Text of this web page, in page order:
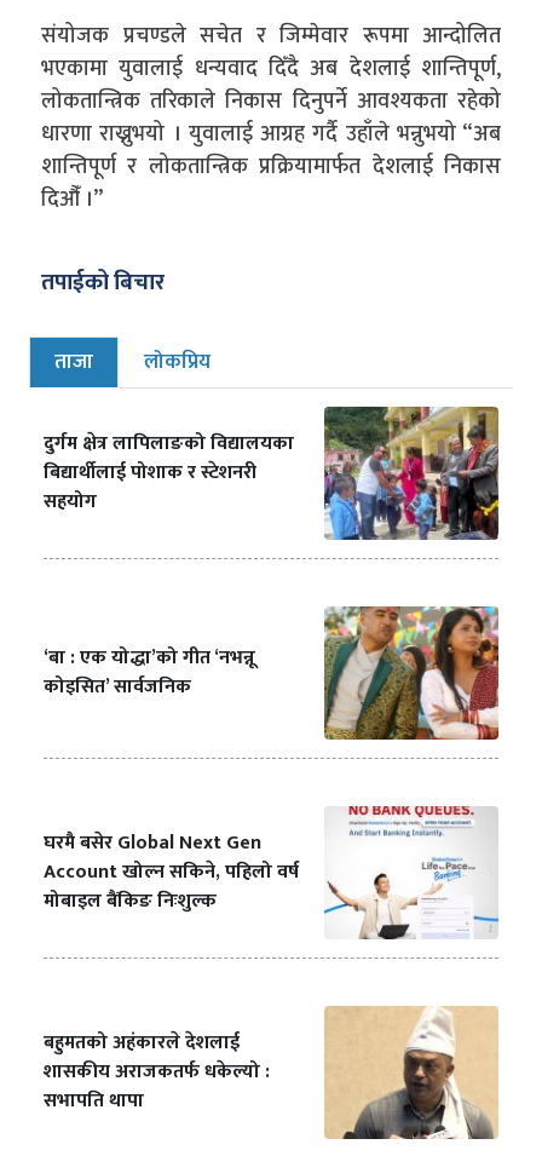
संयोजक प्रचण्डले सचेत र जिम्मेवार रूपमा आन्दोलित
भएकामा युवालाई धन्यवाद दिँदै अब देशलाई शान्तिपूर्ण,
लोकतान्त्रिक तरिकाले निकास दिनुपर्ने आवश्यकता रहेको
धारणा राख्नुभयो । युवालाई आग्रह गर्दै उहाँले भन्नुभयो “अब
शान्तिपूर्ण र लोकतान्त्रिक प्रक्रियामार्फत देशलाई निकास
दिऔँ ।”
तपाईको बिचार
ताजा लोकप्रिय
दुर्गम क्षेत्र लापिलाङको विद्यालयका
बिद्यार्थीलाई पोशाक र स्टेशनरी
सहयोग
‘बा : एक योद्धा’को गीत ‘नभन्नू
कोइसित’ सार्वजनिक
घरमै बसेर Global Next Gen
Account खोल्न सकिने, पहिलो वर्ष
मोबाइल बैंकिङ निःशुल्क
बहुमतको अहंकारले देशलाई
शासकीय अराजकतर्फ धकेल्यो :
सभापति थापा